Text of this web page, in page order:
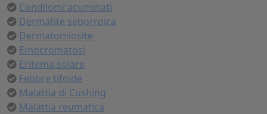
Condilomi acuminati
Dermatite seborroica
Dermatomiosite
Emocromatosi
Eritema solare
Febbre tifoide
Malattia di Cushing
Malattia reumatica